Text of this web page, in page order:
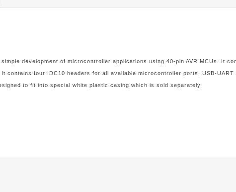
development of microcontroller applications using 40-pin AVR MCUs. It
contains four IDC10 headers for all available microcontroller ports, USB-UART
to fit into special white plastic casing which is sold separately.